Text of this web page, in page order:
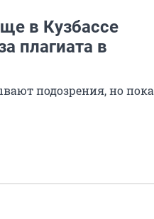
в Кузбассе
плагиата в
подозрения, но пока